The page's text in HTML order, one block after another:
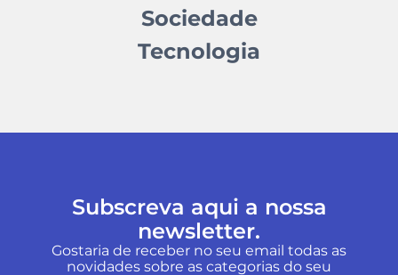
Sociedade
Tecnologia
Subscreva aqui a nossa
newsletter.
Gostaria de receber no seu email todas as
novidades sobre as categorias do seu